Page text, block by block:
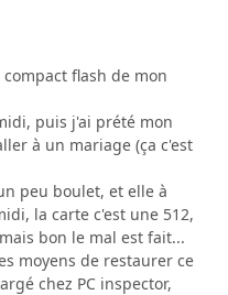
compact flash de mon
puis j'ai prété mon
à un mariage (ça c'est
peu boulet, et elle à
la carte c'est une 512,
bon le mal est fait...
moyens de restaurer ce
chez PC inspector,